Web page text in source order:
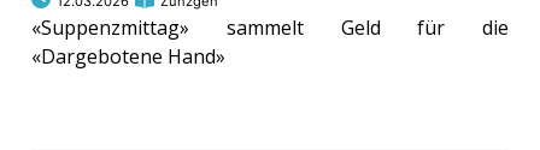
«Suppenzmittag» sammelt Geld für die
«Dargebotene Hand»